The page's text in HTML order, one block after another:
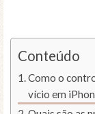
Conteúdo
Como o
vício em